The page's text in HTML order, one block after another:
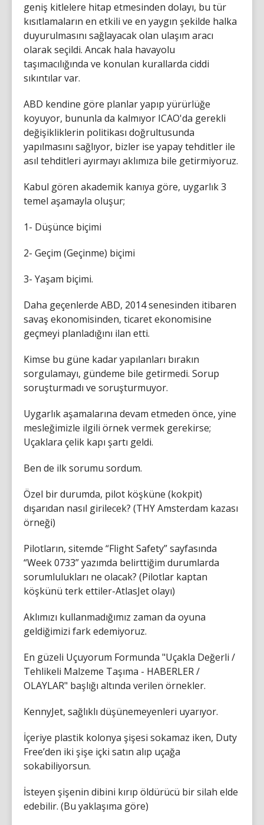
geniş kitlelere hitap etmesinden dolayı, bu tür
kısıtlamaların en etkili ve en yaygın şekilde halka
duyurulmasını sağlayacak olan ulaşım aracı
olarak seçildi. Ancak hala havayolu
taşımacılığında ve konulan kurallarda ciddi
sıkıntılar var.
ABD kendine göre planlar yapıp yürürlüğe
koyuyor, bununla da kalmıyor ICAO'da gerekli
değişikliklerin politikası doğrultusunda
yapılmasını sağlıyor, bizler ise yapay tehditler ile
asıl tehditleri ayırmayı aklımıza bile getirmiyoruz.
Kabul gören akademik kanıya göre, uygarlık 3
temel aşamayla oluşur;
1- Düşünce biçimi
2- Geçim (Geçinme) biçimi
3- Yaşam biçimi.
Daha geçenlerde ABD, 2014 senesinden itibaren
savaş ekonomisinden, ticaret ekonomisine
geçmeyi planladığını ilan etti.
Kimse bu güne kadar yapılanları bırakın
sorgulamayı, gündeme bile getirmedi. Sorup
soruşturmadı ve soruşturmuyor.
Uygarlık aşamalarına devam etmeden önce, yine
mesleğimizle ilgili örnek vermek gerekirse;
Uçaklara çelik kapı şartı geldi.
Ben de ilk sorumu sordum.
Özel bir durumda, pilot köşküne (kokpit)
dışarıdan nasıl girilecek? (THY Amsterdam kazası
örneği)
Pilotların, sitemde “Flight Safety” sayfasında
“Week 0733” yazımda belirttiğim durumlarda
sorumlulukları ne olacak? (Pilotlar kaptan
köşkünü terk ettiler-AtlasJet olayı)
Aklımızı kullanmadığımız zaman da oyuna
geldiğimizi fark edemiyoruz.
En güzeli Uçuyorum Formunda "Uçakla Değerli /
Tehlikeli Malzeme Taşıma - HABERLER /
OLAYLAR" başlığı altında verilen örnekler.
KennyJet, sağlıklı düşünemeyenleri uyarıyor.
İçeriye plastik kolonya şişesi sokamaz iken, Duty
Free’den iki şişe içki satın alıp uçağa
sokabiliyorsun.
İsteyen şişenin dibini kırıp öldürücü bir silah elde
edebilir. (Bu yaklaşıma göre)